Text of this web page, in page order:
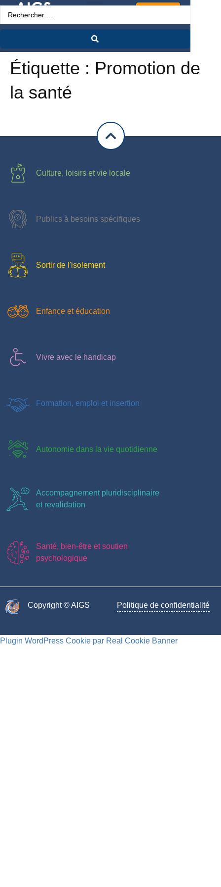
Étiquette : Promotion de
la santé
Culture, loisirs et vie locale
Publics à besoins spécifiques
Sortir de l'isolement
Enfance et éducation
Vivre avec le handicap
Formation, emploi et insertion
Autonomie dans la vie quotidienne
Accompagnement pluridisciplinaire
et revalidation
Santé, bien-être et soutien
psychologique
Copyright © AIGS​ Politique de confidentialité
Plugin WordPress Cookie par Real Cookie Banner